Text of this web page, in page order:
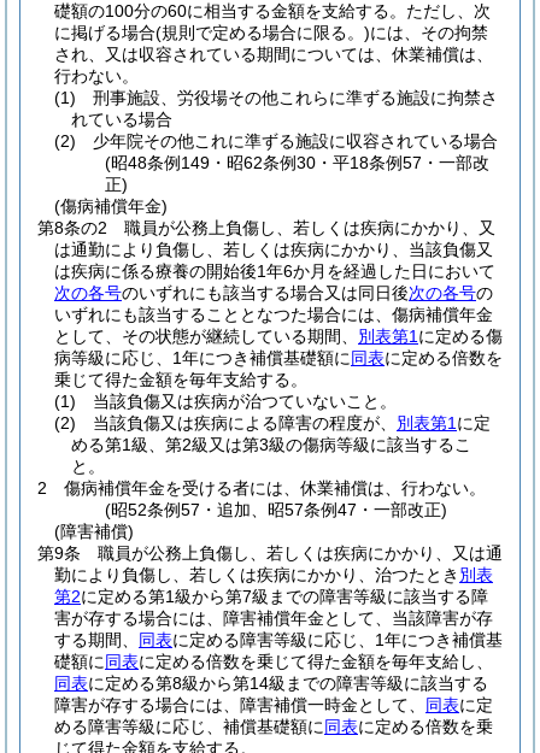
礎額の100分の60に相当する金額を支給する。 ただし、次
に掲げる場合(規則で定める場合に限る。)には、その拘禁
され、又は収容されている期間については、休業補償は、
行わない。
(1)
刑事施設、労役場その他これらに準ずる施設に拘禁さ
れている場合
(2)
少年院その他これに準ずる施設に収容されている場合
(昭48条例149・昭62条例30・平18条例57・一部改
正)
(傷病補償年金)
第8条の2
職員が公務上負傷し、若しくは疾病にかかり、又
は通勤により負傷し、若しくは疾病にかかり、当該負傷又
は疾病に係る療養の開始後1年6か月を経過した日において
次の各号のいずれにも該当する場合又は同日後次の各号の
いずれにも該当することとなつた場合には、傷病補償年金
として、その状態が継続している期間、 別表第1 に定める傷
病等級に応じ、1年につき補償基礎額に同表に定める倍数を
乗じて得た金額を毎年支給する。
(1)
当該負傷又は疾病が治つていないこと。
(2)
当該負傷又は疾病による障害の程度が、 別表第1 に定
める第1級、第2級又は第3級の傷病等級に該当するこ
と。
2
傷病補償年金を受ける者には、休業補償は、行わない。
(昭52条例57・追加、昭57条例47・一部改正)
(障害補償)
第9条
職員が公務上負傷し、若しくは疾病にかかり、又は通
勤により負傷し、若しくは疾病にかかり、治つたとき 別表
第2に定める第1級から第7級までの障害等級に該当する障
害が存する場合には、障害補償年金として、当該障害が存
する期間、 同表に定める障害等級に応じ、1年につき補償基
礎額に同表に定める倍数を乗じて得た金額を毎年支給し、
同表に定める第8級から第14級までの障害等級に該当する
障害が存する場合には、障害補償一時金として、 同表に定
める障害等級に応じ、補償基礎額に同表に定める倍数を乗
じて得た金額を支給する。